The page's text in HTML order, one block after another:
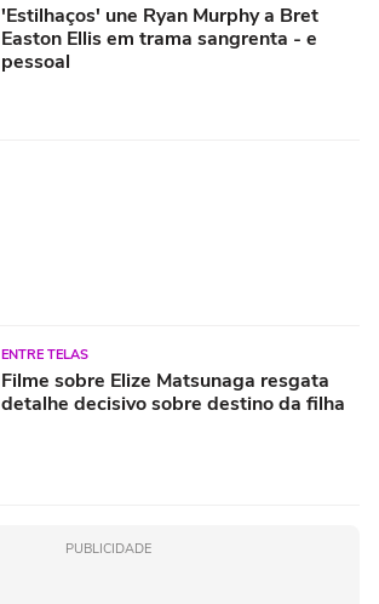
'Estilhaços' une Ryan Murphy a Bret
Easton Ellis em trama sangrenta - e
pessoal
ENTRE TELAS
Filme sobre Elize Matsunaga resgata
detalhe decisivo sobre destino da filha
PUBLICIDADE